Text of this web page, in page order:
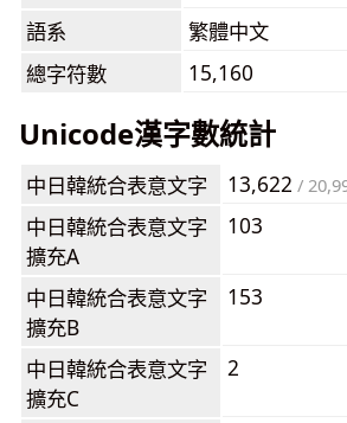
語系
繁體中文
總字符數
15,160
Unicode漢字數統計
中日韓統合表意文字 13,622 /
中日韓統合表意文字
擴充A
103
中日韓統合表意文字
擴充B
153
中日韓統合表意文字
擴充C
2